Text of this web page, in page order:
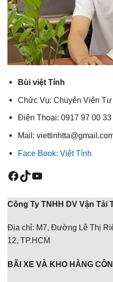
Bùi việt Tính
Chức Vụ: Chuyên Viên
Điện Thoại: 0917 97 00
Mail:
Face Book: Việt Tính
Facebook TikTok Youtube
Công Ty TNHH DV Vận Tải
Địa chỉ: M7, Đường Lê Thị
12, TP.HCM
BÃI XE VÀ KHO HÀNG